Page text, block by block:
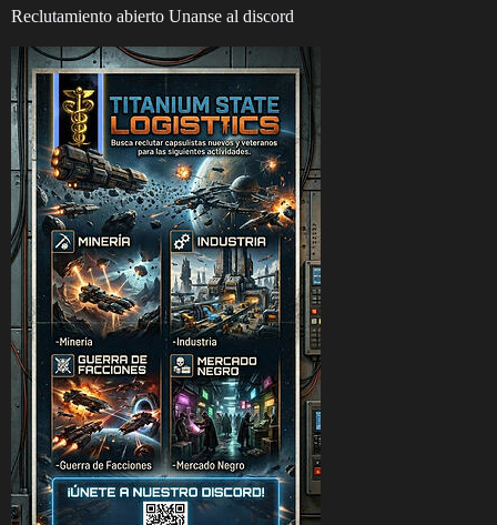
Reclutamiento abierto Unanse al discord